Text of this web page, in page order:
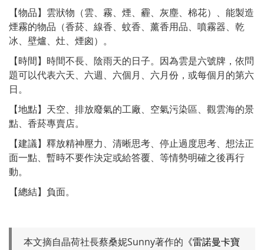
【物品】雲狀物（雲、霧、煙、霾、灰塵、棉花）、能製造
煙霧的物品（香菸、線香、蚊香、薰香用品、噴霧器、乾
冰、壁爐、灶、煙囪）。
【時間】時間不長、陰雨天的日子。因為雲是六號牌，依問
題可以代表六天、六週、六個月、六月份，或每個月的第六
日。
【地點】天空、排放廢氣的工廠、空氣污染區、觀雲海的景
點、香菸專賣店。
【建議】釋放精神壓力、清晰思考、停止過度思考、想法正
面一點、暫時不要作決定或給答覆、等情勢明確之後再行
動。
【總結】負面。
本文摘自晶荷社長蔡桑妮Sunny著作的 《雷諾曼卡寶